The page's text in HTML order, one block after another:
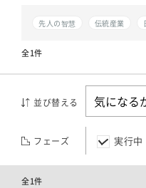
先人の智慧 伝統産業
全1件
並び替える
フェーズ 実行中
全1件